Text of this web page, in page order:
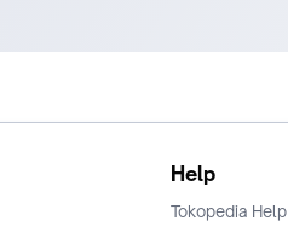
Help
Tokopedia Help